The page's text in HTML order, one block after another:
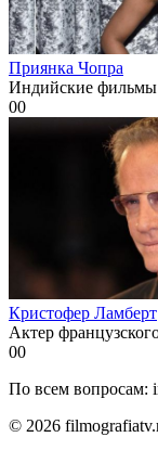
Приянка Чопра
Индийские фильмы
00
Кристофер Ламберт
Актер
00
По всем вопросам:
© 2026